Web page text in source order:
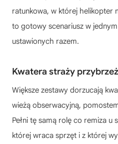
ratunkowa, w której helikopter
to gotowy scenariusz w
ustawionych razem.
Kwatera straży
Większe zestawy dorzucają
wieżą obserwacyjną,
Pełni tę samą rolę co remiza u
której wraca sprzęt i z której